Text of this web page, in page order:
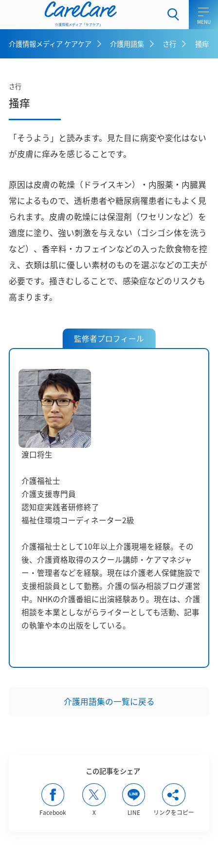
CareCare
介護情報メディア「ケアケア」
ホーム
介護士向けコラム
一般介護向けコラム
介護用語集
お問い合わせ
介護情報メディア ケアケア 介護用語集 さ行 掻痒
さ行
掻痒
「そうよう」と読みます。見た目に病変や変化はない
が皮膚に痒みを感じることです。
原因は皮膚の乾燥（ドライスキン）・内服薬・内臓異
常によるもので、透析患者や糖尿病罹患者にもよく見
られます。皮膚の乾燥には保湿剤（ワセリンなど）を
適度に塗り、強い刺激を与えない（ゴシゴシ体を洗う
など）、香辛料・カフェインなどの入った飲食物を控
え、衣類は肌に優しい素材のものを選ぶなどの工夫が
必要です。掻きむしることで、感染症などのリスクも
高まります。
監修者プロフィール
渡口将生
介護福祉士
介護支援専門員
認知症実践者研修終了
福祉住環境コーディネーター2級
介護福祉士として10年以上介護現場を経験。その
後、介護資格取得のスクール講師・ケアマネジャ
ー・管理者などを経験。現在は介護老人保健施設で
支援相談員として勤務。介護の悩み相談ブログ運営
中。NHKの介護番組に出演経験あり。現在は、介護
相談を本業としながらライターとしても活動、記事
の執筆や本の出版をしている。
介護用語集の一覧に戻る
この記事をシェア
Facebook X LINE リンクをコピー